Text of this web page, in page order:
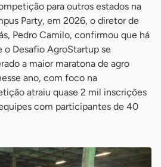
para outros estados na
Party, em 2026, o diretor de
Pedro Camilo, confirmou que há
o Desafio AgroStartup se
a maior maratona de agro
ano, com foco na
atraiu quase 2 mil inscrições
com participantes de 40